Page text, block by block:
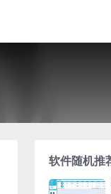
软件随机推